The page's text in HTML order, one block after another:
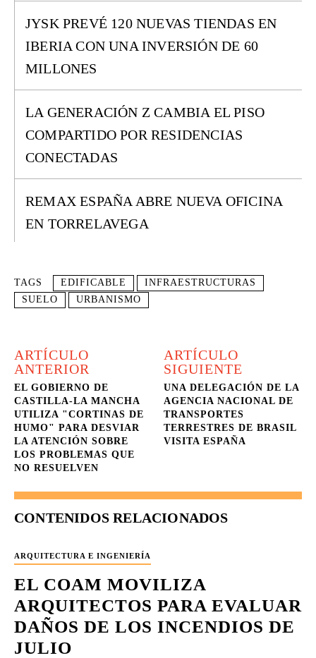
JYSK PREVÉ 120 NUEVAS TIENDAS EN
IBERIA CON UNA INVERSIÓN DE 60
MILLONES
LA GENERACIÓN Z CAMBIA EL PISO
COMPARTIDO POR RESIDENCIAS
CONECTADAS
REMAX ESPAÑA ABRE NUEVA OFICINA
EN TORRELAVEGA
TAGS EDIFICABLE
INFRAESTRUCTURAS
SUELO
URBANISMO
ARTÍCULO
ANTERIOR
EL GOBIERNO DE
CASTILLA-LA MANCHA
UTILIZA "CORTINAS DE
HUMO" PARA DESVIAR
LA ATENCIÓN SOBRE
LOS PROBLEMAS QUE
NO RESUELVEN
ARTÍCULO
SIGUIENTE
UNA DELEGACIÓN DE LA
AGENCIA NACIONAL DE
TRANSPORTES
TERRESTRES DE BRASIL
VISITA ESPAÑA
CONTENIDOS RELACIONADOS
ARQUITECTURA E INGENIERÍA
EL COAM MOVILIZA
ARQUITECTOS PARA EVALUAR
DAÑOS DE LOS INCENDIOS DE
JULIO